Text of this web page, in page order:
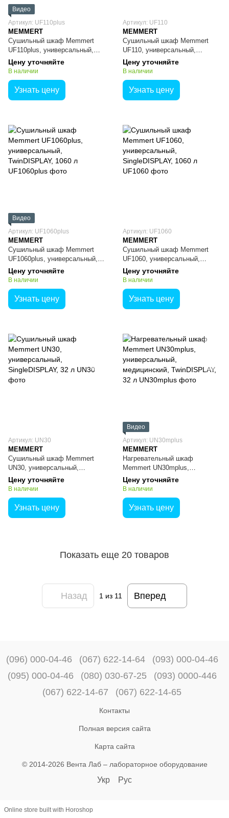
Видео
Артикул: UF110plus
MEMMERT
Сушильный шкаф Memmert
UF110plus, универсальный,
TwinDISPLAY, 108 л
Цену уточняйте
В наличии
Узнать цену
Артикул: UF110
MEMMERT
Сушильный шкаф Memmert
UF110, универсальный,
SingleDISPLAY, 108 л
Цену уточняйте
В наличии
Узнать цену
Видео
Артикул: UF1060plus
MEMMERT
Сушильный шкаф Memmert
UF1060plus, универсальный,
TwinDISPLAY, 1060 л
Цену уточняйте
В наличии
Узнать цену
Артикул: UF1060
MEMMERT
Сушильный шкаф Memmert
UF1060, универсальный,
SingleDISPLAY, 1060 л
Цену уточняйте
В наличии
Узнать цену
Артикул: UN30
MEMMERT
Сушильный шкаф Memmert
UN30, универсальный,
SingleDISPLAY, 32 л
Цену уточняйте
В наличии
Узнать цену
Видео
Артикул: UN30mplus
MEMMERT
Нагревательный шкаф
Memmert UN30mplus,
универсальный, медицинский,
TwinDISPLAY, 32 л
Цену уточняйте
В наличии
Узнать цену
Показать еще 20 товаров
Назад 1 из 11 Вперед
(096) 000-04-46 (067) 622-14-64
(093) 000-04-46
(095) 000-04-46
(080) 030-67-25
(093) 0000-446
(067) 622-14-67
(067) 622-14-65
Контакты
Полная версия сайта
Карта сайта
© 2014-2026 Вента Лаб – лабораторное оборудование
Укр Рус
Online store built with Horoshop